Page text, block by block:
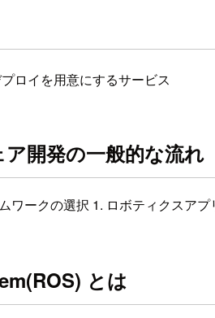
ロイを用意にするサービス
開発の一般的な流れ
ワークの選択 1. ロボティクスア
とは